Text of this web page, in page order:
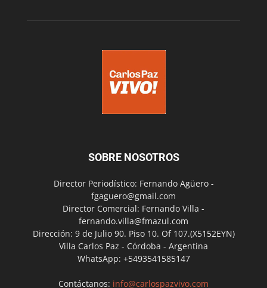
SOBRE NOSOTROS
Director Periodístico: Fernando Agüero -
fgaguero@gmail.com
Director Comercial: Fernando Villa -
fernando.villa@fmazul.com
Dirección: 9 de Julio 90. Piso 10. Of 107.(X5152EYN)
Villa Carlos Paz - Córdoba - Argentina
WhatsApp: +5493541585147
Contáctanos: info@carlospazvivo.com